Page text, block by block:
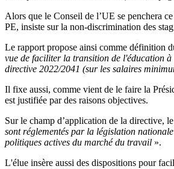
Alors que le Conseil de l’UE se penchera
PE, insiste sur la non-discrimination des
Le rapport propose ainsi comme définition
vue de faciliter la transition de l'éducation
directive 2022/2041 (sur les salaires
Il fixe aussi, comme vient de le faire la
est justifiée par des raisons objectives.
Sur le champ d’application de la directive,
sont réglementés par la législation
politiques actives du marché du travail ».
L'élue insère aussi des dispositions pour